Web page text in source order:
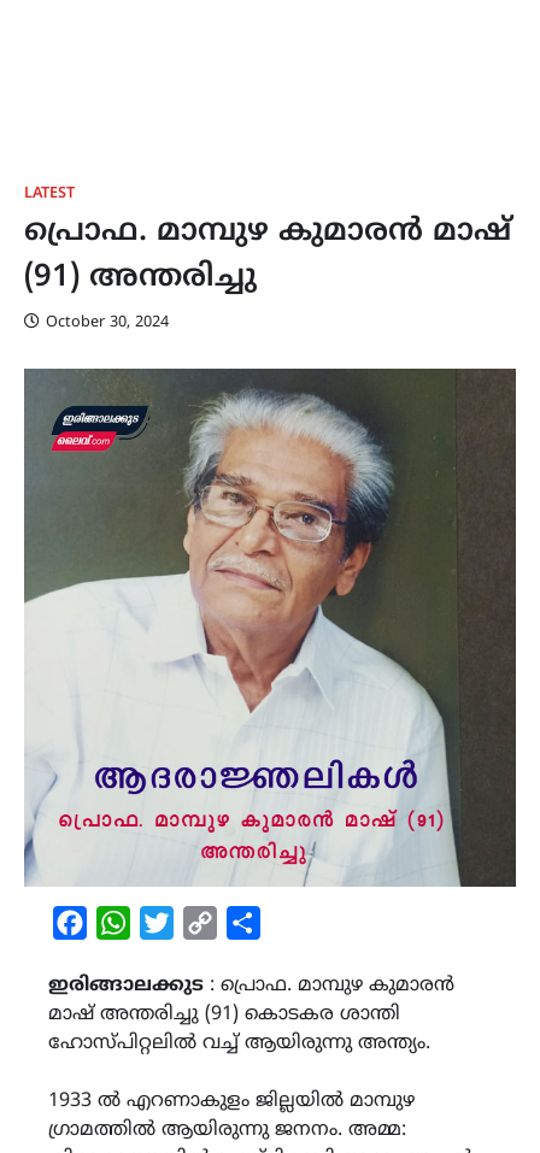
LATEST
പ്രൊഫ. മാമ്പുഴ കുമാരൻ മാഷ്
(91) അന്തരിച്ചു
October 30, 2024
FacebookWhatsAppTwitterCopy
ഇരിങ്ങാലക്കുട : പ്രൊഫ. മാമ്പുഴ കുമാരൻ
മാഷ് അന്തരിച്ചു (91) കൊടകര ശാന്തി
ഹോസ്പിറ്റലിൽ വച്ച് ആയിരുന്നു അന്ത്യം.
1933 ൽ എറണാകുളം ജില്ലയിൽ മാമ്പുഴ
ഗ്രാമത്തിൽ ആയിരുന്നു ജനനം. അമ്മ: